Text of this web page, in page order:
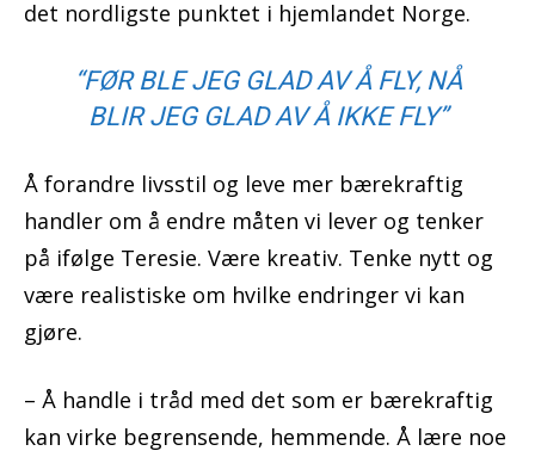
det nordligste punktet i hjemlandet Norge.
“FØR BLE JEG GLAD AV Å FLY, NÅ
BLIR JEG GLAD AV Å IKKE FLY”
Å forandre livsstil og leve mer bærekraftig
handler om å endre måten vi lever og tenker
på ifølge Teresie. Være kreativ. Tenke nytt og
være realistiske om hvilke endringer vi kan
gjøre.
– Å handle i tråd med det som er bærekraftig
kan virke begrensende, hemmende. Å lære noe